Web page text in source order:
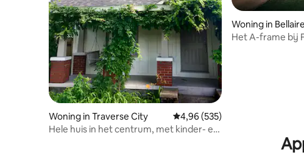
Woning in Traverse City Gemiddelde beoordeling van
4,96 (535)
Hele huis in het centrum, met kinder- en
Woning in Bellaire
Het A-frame bij